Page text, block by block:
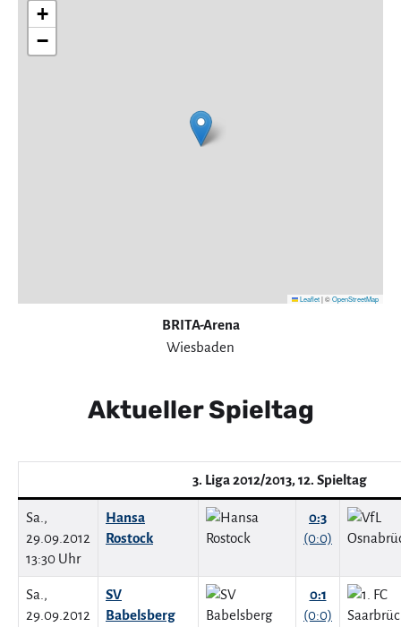
+
−
Leaflet|©OpenStreetMap
BRITA-Arena
Wiesbaden
Aktueller Spieltag
3. Liga 2012/2013, 12. Spieltag
Sa.,
29.09.2012
13:30 Uhr
Hansa
Rostock
0:3
(0:0)
Sa.,
29.09.2012
SV
Babelsberg
0:1
(0:0)